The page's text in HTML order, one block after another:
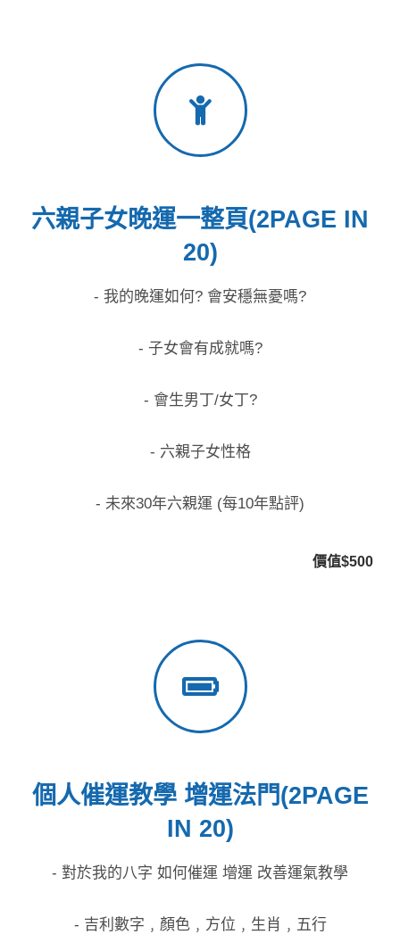
六親子女晚運一整頁(2PAGE IN
20)
- 我的晚運如何? 會安穩無憂嗎?
- 子女會有成就嗎?
- 會生男丁/女丁?
- 六親子女性格
- 未來30年六親運 (每10年點評)
價值$500
個人催運教學 增運法門(2PAGE
IN 20)
- 對於我的八字 如何催運 增運 改善運氣教學
- 吉利數字﹐顏色﹐方位﹐生肖﹐五行